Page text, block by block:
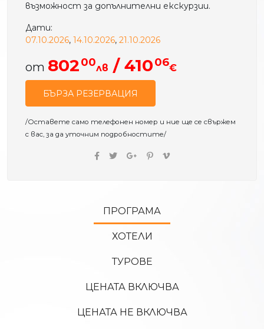
възможност за допълнителни екскурзии.
Дати:
07.10.2026,14.10.2026,21.10.2026
от 80200лв / 41006€
БЪРЗА РЕЗЕРВАЦИЯ
/Оставете само телефонен номер и ние ще се свържем
с вас, за да уточним подробностите/
ПРОГРАМА
ХОТЕЛИ
ТУРОВЕ
ЦЕНАТА ВКЛЮЧВА
ЦЕНАТА НЕ ВКЛЮЧВА